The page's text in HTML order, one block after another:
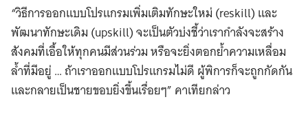
“วิธีการออกแบบโปรแกรมเพิ่มเติมทักษะใหม่ (reskill) และ
พัฒนาทักษะเดิม (upskill) จะเป็นตัวบ่งชี้ว่าเรากำลังจะสร้าง
สังคมที่เอื้อให้ทุกคนมีส่วนร่วม หรือจะยิ่งตอกย้ำความเหลื่อม
ล้ำที่มีอยู่ … ถ้าเราออกแบบโปรแกรมไม่ดี ผู้พิการก็จะถูกกัดกัน
และกลายเป็นชายขอบยิ่งขึ้นเรื่อยๆ” คาเทียกล่าว